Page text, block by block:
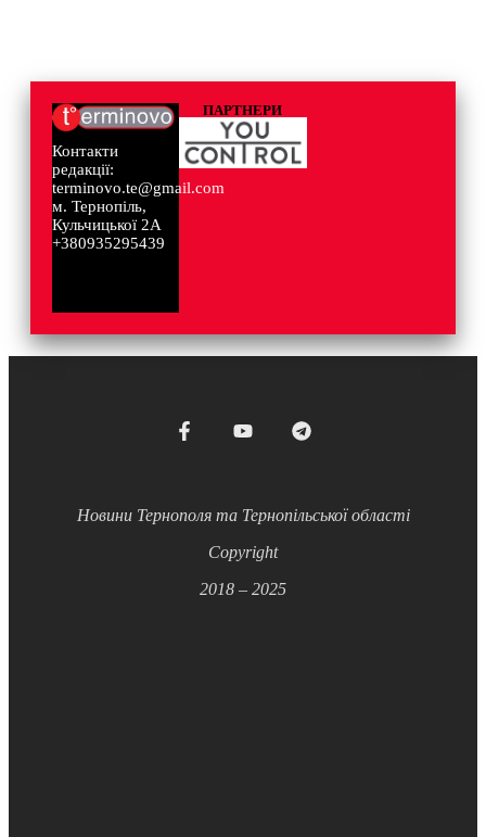
Контакти
редакції:
terminovo.te@gmail.com
м. Тернопіль,
Кульчицької 2А
+380935295439
ПАРТНЕРИ
Новини Тернополя та Тернопільської області
Copyright
2018 – 2025